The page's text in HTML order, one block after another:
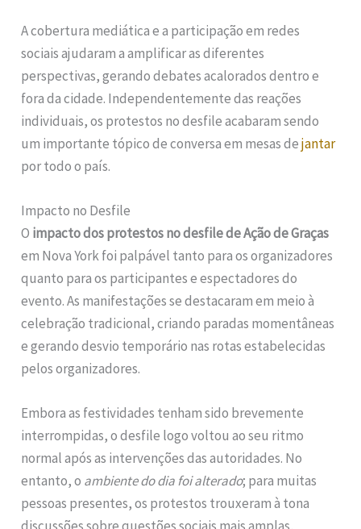
A cobertura mediática e a participação em redes
sociais ajudaram a amplificar as diferentes
perspectivas, gerando debates acalorados dentro e
fora da cidade. Independentemente das reações
individuais, os protestos no desfile acabaram sendo
um importante tópico de conversa em mesas dejantar
por todo o país.
Impacto no Desfile
O impacto dos protestos no desfile de Ação de Graças
em Nova York foi palpável tanto para os organizadores
quanto para os participantes e espectadores do
evento. As manifestações se destacaram em meio à
celebração tradicional, criando paradas momentâneas
e gerando desvio temporário nas rotas estabelecidas
pelos organizadores.
Embora as festividades tenham sido brevemente
interrompidas, o desfile logo voltou ao seu ritmo
normal após as intervenções das autoridades. No
entanto, o ambiente do dia foi alterado; para muitas
pessoas presentes, os protestos trouxeram à tona